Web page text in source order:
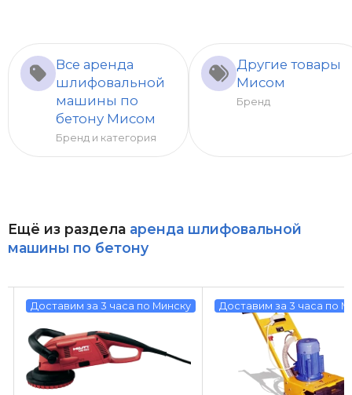
Все аренда
шлифовальной
машины по
бетону Мисом
Бренд и категория
Другие товары
Мисом
Бренд
Ещё из раздела аренда шлифовальной
машины по бетону
Доставим за 3 часа по Минску Доставим за 3 часа по